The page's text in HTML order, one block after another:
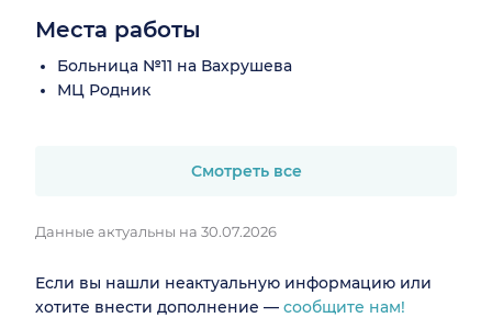
Места работы
Больница №11 на Вахрушева
МЦ Родник
Смотреть все
Данные актуальны на 30.07.2026
Если вы нашли неактуальную информацию или
хотите внести дополнение — сообщите нам!